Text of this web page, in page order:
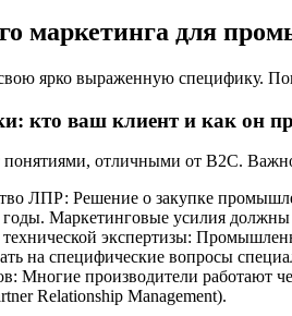
маркетинга для
ярко выраженную специфику.
кто ваш клиент и как он
отличными от B2C.
ЛПР: Решение о закупке
Маркетинговые усилия должны
экспертизы:
на специфические вопросы
Многие производители работают
Relationship Management).